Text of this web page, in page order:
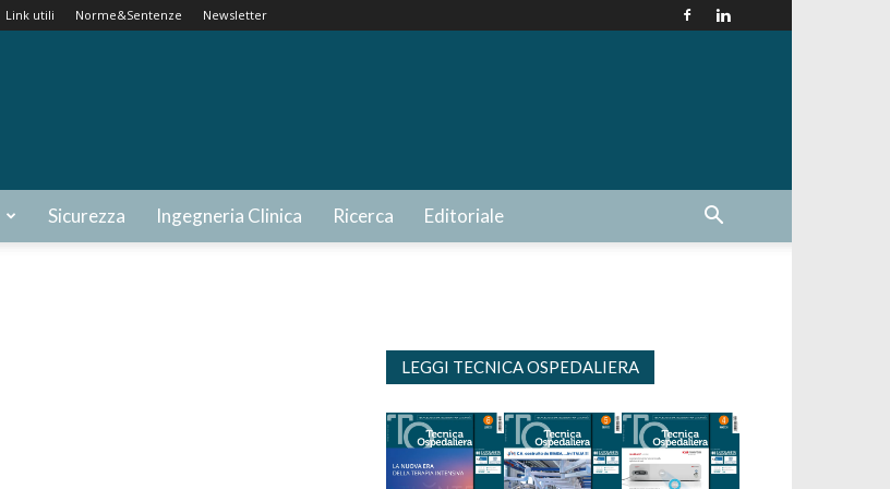
Link utili Norme&Sentenze Newsletter
Sicurezza Ingegneria Clinica Ricerca Editoriale
LEGGI TECNICA OSPEDALIERA